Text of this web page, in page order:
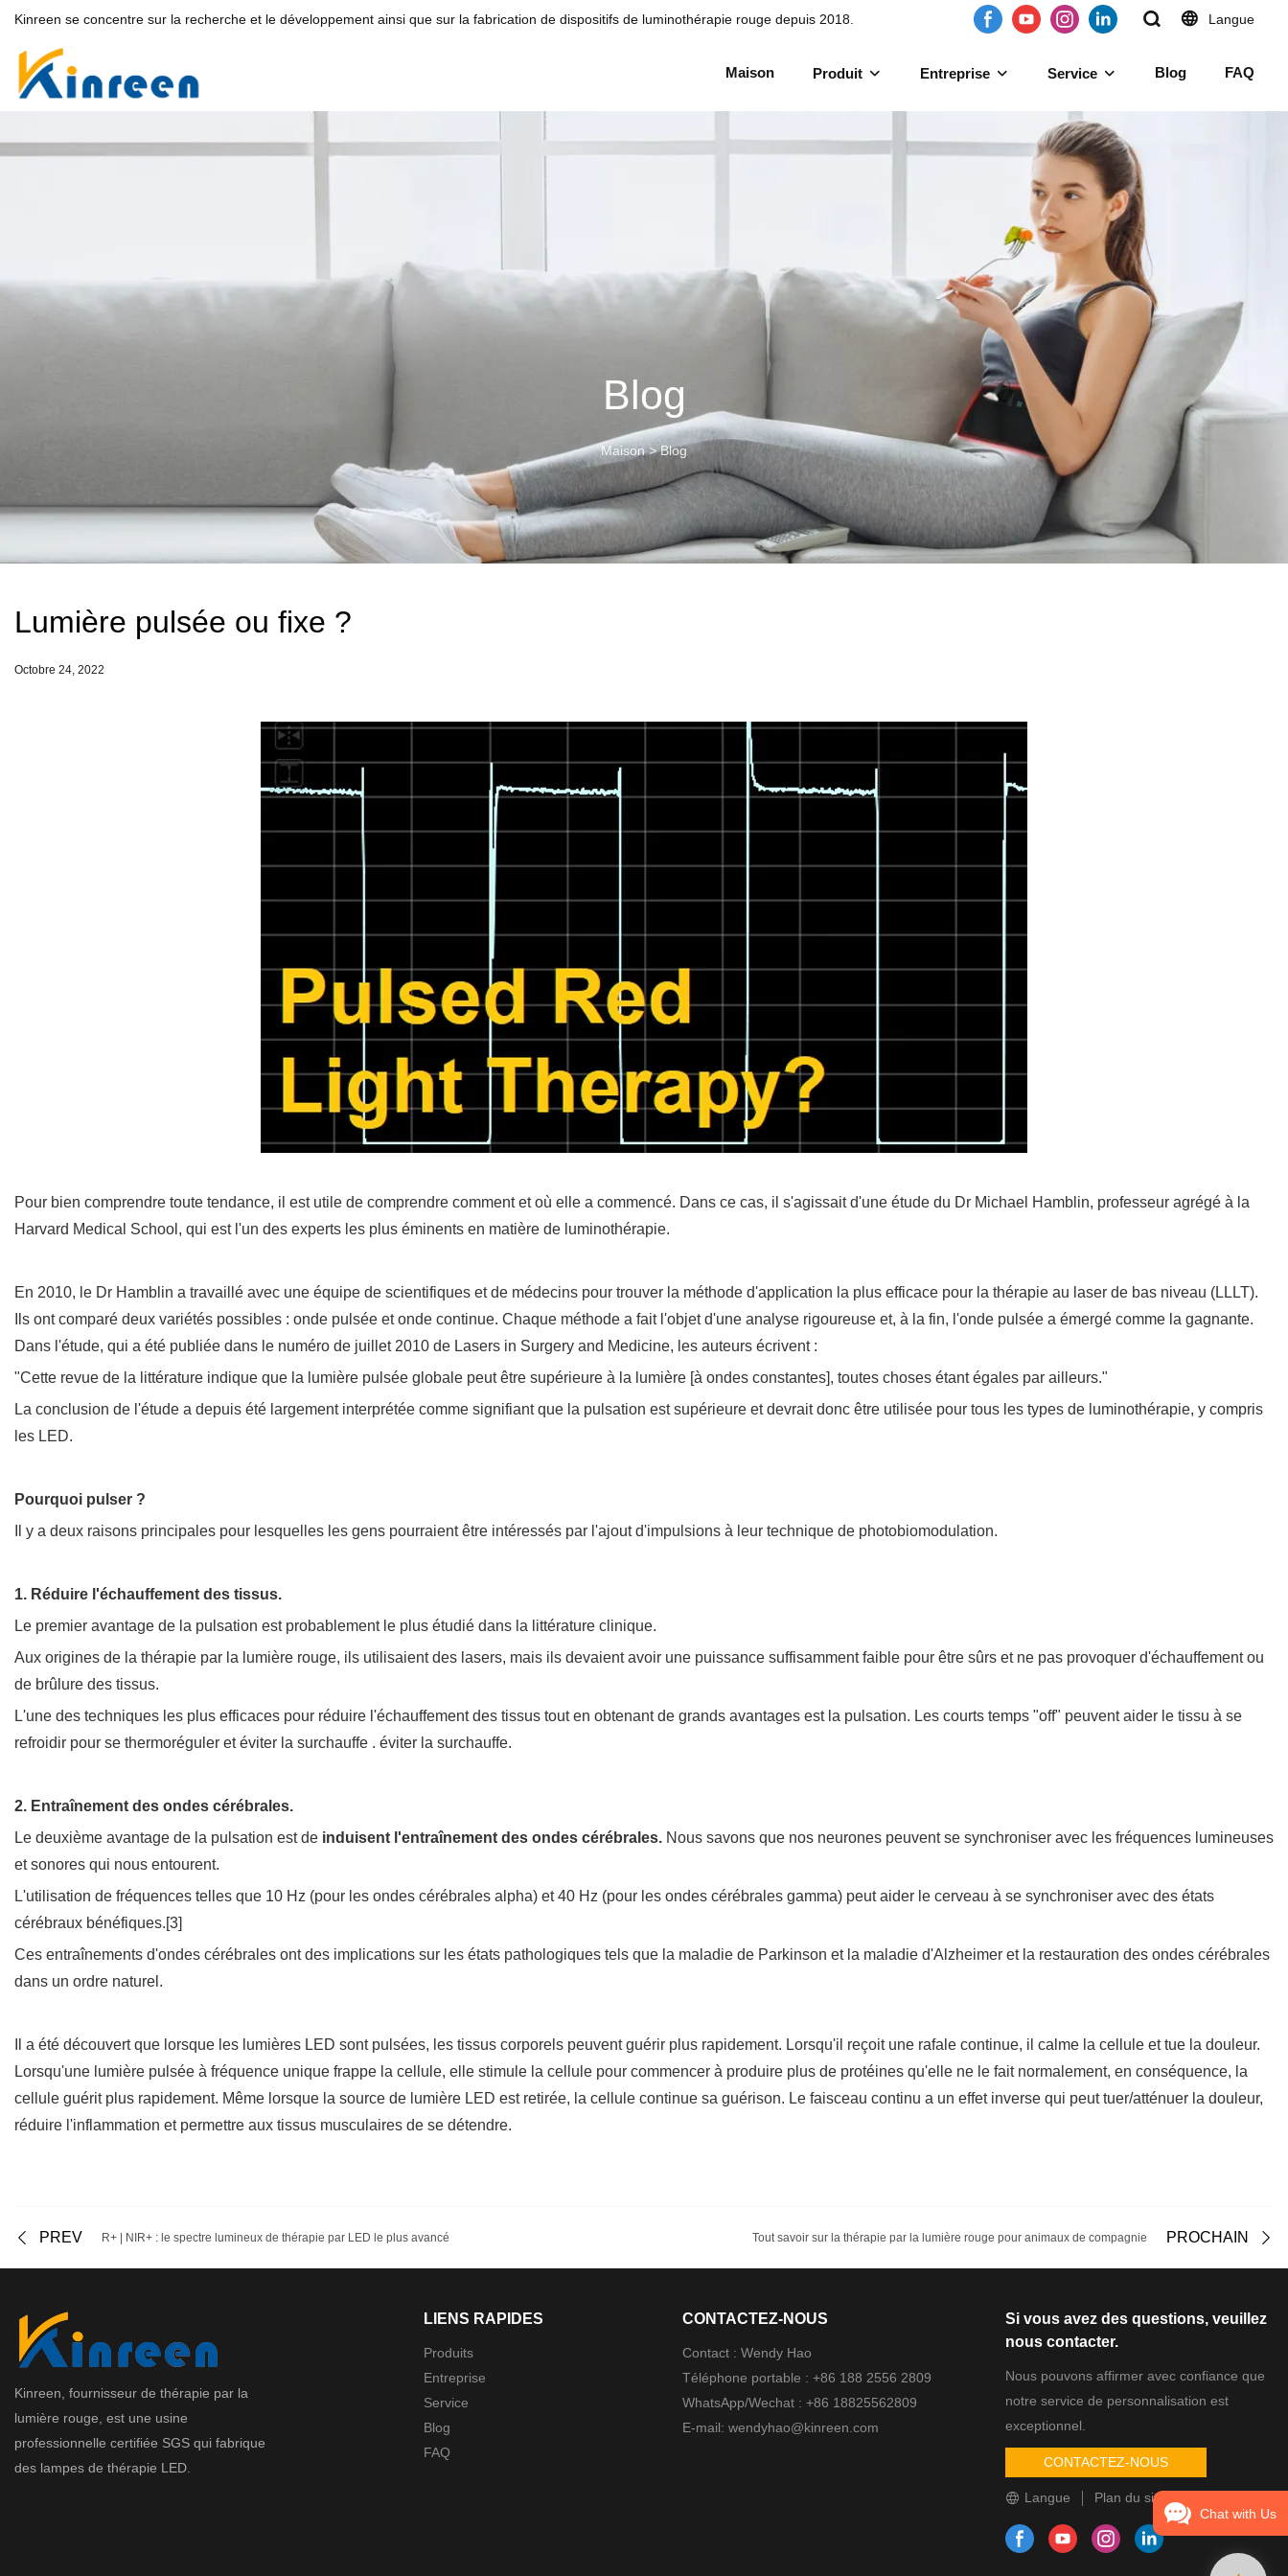
Kinreen se concentre sur la recherche et le développement ainsi que sur la fabrication de dispositifs de luminothérapie rouge depuis 2018. Langue
Maison Produit Entreprise Service Blog FAQ
Blog
Maison > Blog
Lumière pulsée ou fixe ?
Octobre 24, 2022
Pour bien comprendre toute tendance, il est utile de comprendre comment et où elle a commencé. Dans ce cas, il s'agissait d'une étude du Dr Michael Hamblin, professeur agrégé à la
Harvard Medical School, qui est l'un des experts les plus éminents en matière de luminothérapie.
En 2010, le Dr Hamblin a travaillé avec une équipe de scientifiques et de médecins pour trouver la méthode d'application la plus efficace pour la thérapie au laser de bas niveau (LLLT).
Ils ont comparé deux variétés possibles : onde pulsée et onde continue. Chaque méthode a fait l'objet d'une analyse rigoureuse et, à la fin, l'onde pulsée a émergé comme la gagnante.
Dans l'étude, qui a été publiée dans le numéro de juillet 2010 de Lasers in Surgery and Medicine, les auteurs écrivent :
"Cette revue de la littérature indique que la lumière pulsée globale peut être supérieure à la lumière [à ondes constantes], toutes choses étant égales par ailleurs."
La conclusion de l'étude a depuis été largement interprétée comme signifiant que la pulsation est supérieure et devrait donc être utilisée pour tous les types de luminothérapie, y compris
les LED.
Pourquoi pulser ?
Il y a deux raisons principales pour lesquelles les gens pourraient être intéressés par l'ajout d'impulsions à leur technique de photobiomodulation.
1. Réduire l'échauffement des tissus.
Le premier avantage de la pulsation est probablement le plus étudié dans la littérature clinique.
Aux origines de la thérapie par la lumière rouge, ils utilisaient des lasers, mais ils devaient avoir une puissance suffisamment faible pour être sûrs et ne pas provoquer d'échauffement ou
de brûlure des tissus.
L'une des techniques les plus efficaces pour réduire l'échauffement des tissus tout en obtenant de grands avantages est la pulsation. Les courts temps "off" peuvent aider le tissu à se
refroidir pour se thermoréguler et éviter la surchauffe . éviter la surchauffe.
2. Entraînement des ondes cérébrales.
Le deuxième avantage de la pulsation est de induisent l'entraînement des ondes cérébrales. Nous savons que nos neurones peuvent se synchroniser avec les fréquences lumineuses
et sonores qui nous entourent.
L'utilisation de fréquences telles que 10 Hz (pour les ondes cérébrales alpha) et 40 Hz (pour les ondes cérébrales gamma) peut aider le cerveau à se synchroniser avec des états
cérébraux bénéfiques.[3]
Ces entraînements d'ondes cérébrales ont des implications sur les états pathologiques tels que la maladie de Parkinson et la maladie d'Alzheimer et la restauration des ondes cérébrales
dans un ordre naturel.
Il a été découvert que lorsque les lumières LED sont pulsées, les tissus corporels peuvent guérir plus rapidement. Lorsqu'il reçoit une rafale continue, il calme la cellule et tue la douleur.
Lorsqu'une lumière pulsée à fréquence unique frappe la cellule, elle stimule la cellule pour commencer à produire plus de protéines qu'elle ne le fait normalement, en conséquence, la
cellule guérit plus rapidement. Même lorsque la source de lumière LED est retirée, la cellule continue sa guérison. Le faisceau continu a un effet inverse qui peut tuer/atténuer la douleur,
réduire l'inflammation et permettre aux tissus musculaires de se détendre.
PREV R+ | NIR+ : le spectre lumineux de thérapie par LED le plus avancé Tout savoir sur la thérapie par la lumière rouge pour animaux de compagnie PROCHAIN
Kinreen, fournisseur de thérapie par la
lumière rouge, est une usine
professionnelle certifiée SGS qui fabrique
des lampes de thérapie LED.
LIENS RAPIDES
Produits
Entreprise
Service
Blog
FAQ
CONTACTEZ-NOUS
Contact : Wendy Hao
Téléphone portable : +86 188 2556 2809
WhatsApp/Wechat : +86 18825562809
E-mail: wendyhao@kinreen.com
Si vous avez des questions, veuillez
nous contacter.
Nous pouvons affirmer avec confiance que
notre service de personnalisation est
exceptionnel.
CONTACTEZ-NOUS
Langue
Plan du site
Chat with Us